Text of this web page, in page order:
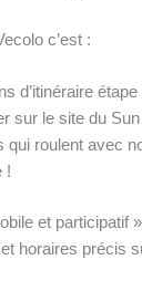
c’est :
d’itinéraire étape
sur le site du Sun
qui roulent avec
!
et participatif
horaires précis